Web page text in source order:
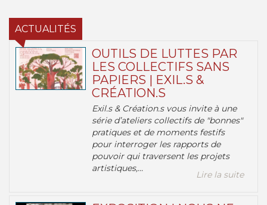
ACTUALITÉS
OUTILS DE LUTTES PAR
LES COLLECTIFS SANS
PAPIERS | EXIL.S &
CRÉATION.S
Exil.s & Création.s vous invite à une
série d’ateliers collectifs de "bonnes"
pratiques et de moments festifs
pour interroger les rapports de
pouvoir qui traversent les projets
artistiques,...
Lire la suite